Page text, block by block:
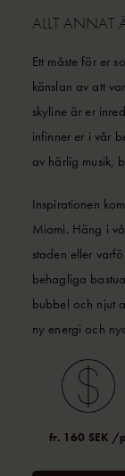
ALLT ANNAT
Ett måste för er
känslan av att
skyline är er
infinner er i vår
av härlig musik,
Inspirationen
Miami. Häng i
staden eller
behagliga
bubbel och njut
ny energi och
fr. 160 SEK /p